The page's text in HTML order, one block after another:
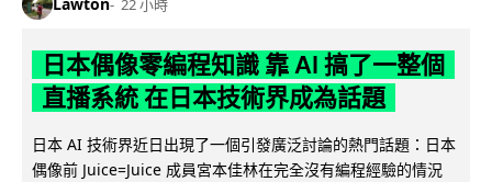
22 小時
日本偶像零編程知識 靠 AI 搞了一整個
直播系統 在日本技術界成為話題
日本 AI 技術界近日出現了一個引發廣泛討論的熱門話題：日本
偶像前 Juice=Juice 成員宮本佳林在完全沒有編程經驗的情況